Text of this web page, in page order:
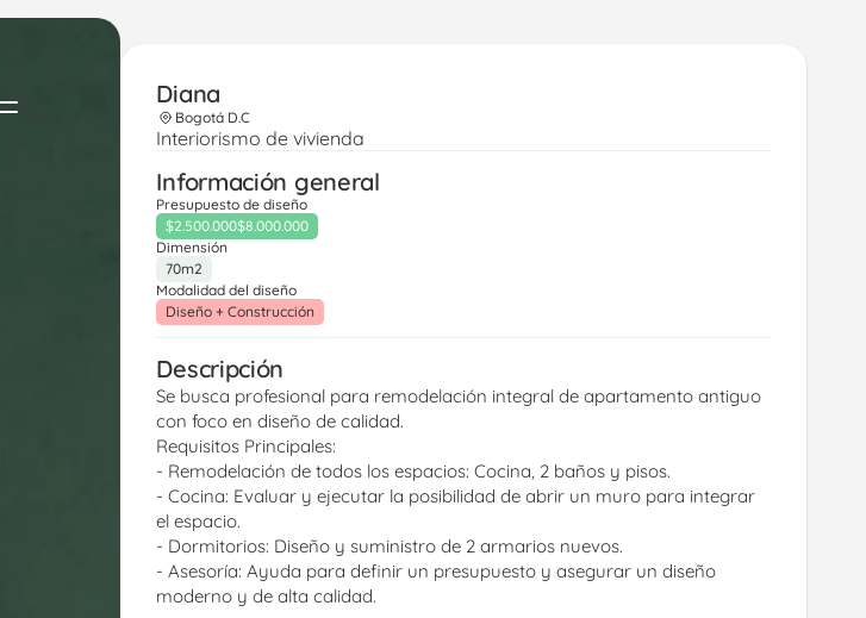
Diana
Bogotá D.C
Interiorismo de vivienda
Información general
Presupuesto de diseño
$2.500.000$8.000.000
Dimensión
70m2
Modalidad del diseño
Diseño + Construcción
Descripción
Se busca profesional para remodelación integral de apartamento antiguo
con foco en diseño de calidad.
Requisitos Principales:
- Remodelación de todos los espacios: Cocina, 2 baños y pisos.
- Cocina: Evaluar y ejecutar la posibilidad de abrir un muro para integrar
el espacio.
- Dormitorios: Diseño y suministro de 2 armarios nuevos.
- Asesoría: Ayuda para definir un presupuesto y asegurar un diseño
moderno y de alta calidad.